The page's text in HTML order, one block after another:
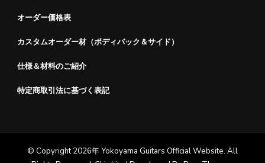
オーダー価格表
カスタムオーダー材（ボディバック＆サイド）
仕様＆材料のご紹介
特定商取引法に基づく表記
© Copyright 2026年Yokoyama Guitars Official Website. All